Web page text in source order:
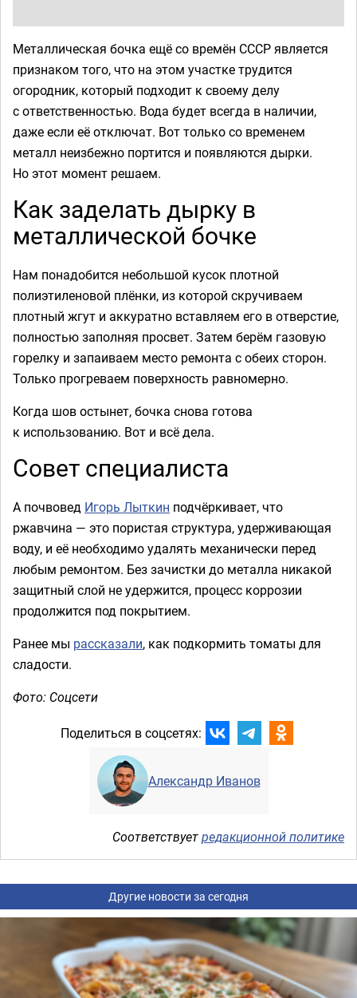
Металлическая бочка ещё со времён СССР является
признаком того, что на этом участке трудится
огородник, который подходит к своему делу
с ответственностью. Вода будет всегда в наличии,
даже если её отключат. Вот только со временем
металл неизбежно портится и появляются дырки.
Но этот момент решаем.
Как заделать дырку в
металлической бочке
Нам понадобится небольшой кусок плотной
полиэтиленовой плёнки, из которой скручиваем
плотный жгут и аккуратно вставляем его в отверстие,
полностью заполняя просвет. Затем берём газовую
горелку и запаиваем место ремонта с обеих сторон.
Только прогреваем поверхность равномерно.
Когда шов остынет, бочка снова готова
к использованию. Вот и всё дела.
Совет специалиста
А почвовед Игорь Лыткин подчёркивает, что
ржавчина — это пористая структура, удерживающая
воду, и её необходимо удалять механически перед
любым ремонтом. Без зачистки до металла никакой
защитный слой не удержится, процесс коррозии
продолжится под покрытием.
Ранее мы рассказали, как подкормить томаты для
сладости.
Фото: Соцсети
Поделиться в соцсетях:
Александр Иванов
Соответствуетредакционной политике
Другие новости за сегодня